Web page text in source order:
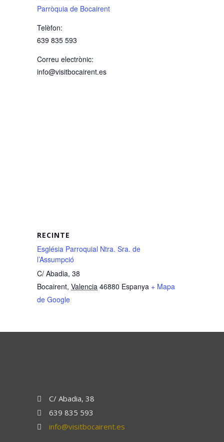
Parròquia de Bocairent
Telèfon:
639 835 593
Correu electrònic:
info@visitbocairent.es
RECINTE
Església Parroquial Ntra. Sra. de
l’Assumpció
C/ Abadia, 38
Bocairent, Valencia 46880 Espanya + Mapa
de Google
C/ Abadia, 38
639 835 593
info@visitbocairent.es